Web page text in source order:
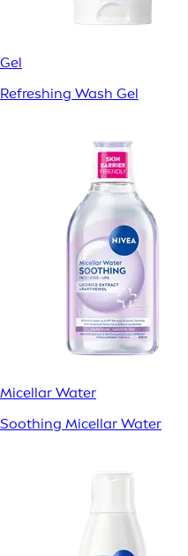
Gel
Refreshing Wash Gel
Micellar Water
Soothing Micellar Water